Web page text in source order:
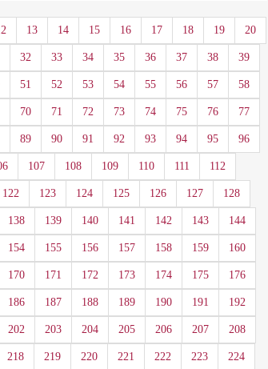
13 14 15 16 17 18 19 20
32 33 34 35 36 37 38 39
51 52 53 54 55 56 57 58
70 71 72 73 74 75 76 77
89 90 91 92 93 94 95 96
107 108 109 110 111 112
122 123 124 125 126 127 128
138 139 140 141 142 143 144
154 155 156 157 158 159 160
170 171 172 173 174 175 176
186 187 188 189 190 191 192
202 203 204 205 206 207 208
218 219 220 221 222 223 224